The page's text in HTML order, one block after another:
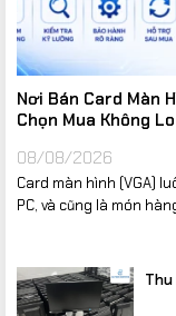
Nơi Bán Card Màn
Chọn Mua Không
08/08/2026
Card màn hình (VGA)
PC, và cũng là món
Thu